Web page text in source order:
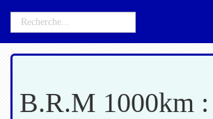
B.R.M 1000km